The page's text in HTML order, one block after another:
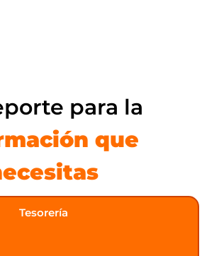
para la
que
Tesorería